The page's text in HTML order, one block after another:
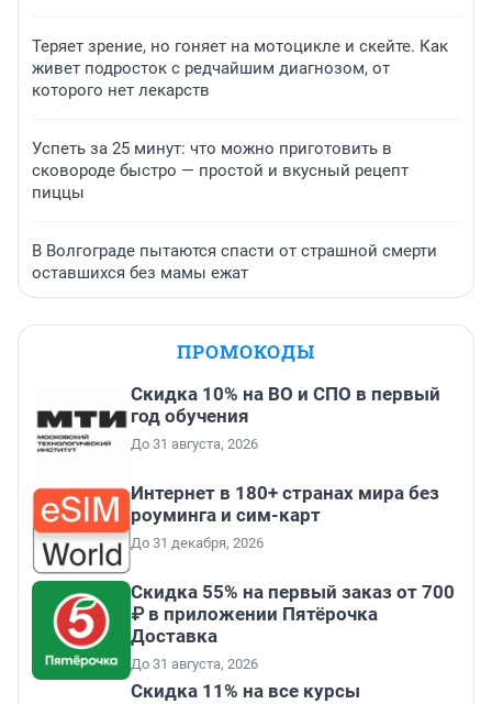
Теряет зрение, но гоняет на мотоцикле и скейте. Как
живет подросток с редчайшим диагнозом, от
которого нет лекарств
Успеть за 25 минут: что можно приготовить в
сковороде быстро — простой и вкусный рецепт
пиццы
В Волгограде пытаются спасти от страшной смерти
оставшихся без мамы ежат
ПРОМОКОДЫ
Скидка 10% на ВО и СПО в первый
год обучения
До 31 августа, 2026
Интернет в 180+ странах мира без
роуминга и сим-карт
До 31 декабря, 2026
Скидка 55% на первый заказ от 700
₽ в приложении Пятёрочка
Доставка
До 31 августа, 2026
Скидка 11% на все курсы